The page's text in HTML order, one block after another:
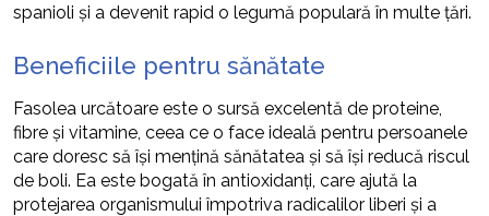
spanioli și a devenit rapid o legumă populară în multe țări.
Beneficiile pentru sănătate
Fasolea urcătoare este o sursă excelentă de proteine,
fibre și vitamine, ceea ce o face ideală pentru persoanele
care doresc să își mențină sănătatea și să își reducă riscul
de boli. Ea este bogată în antioxidanți, care ajută la
protejarea organismului împotriva radicalilor liberi și a